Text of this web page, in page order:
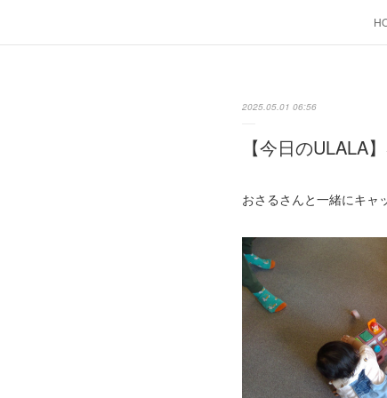
2025.05.01 06:56
【今日のULALA
おさるさんと一緒にキャ